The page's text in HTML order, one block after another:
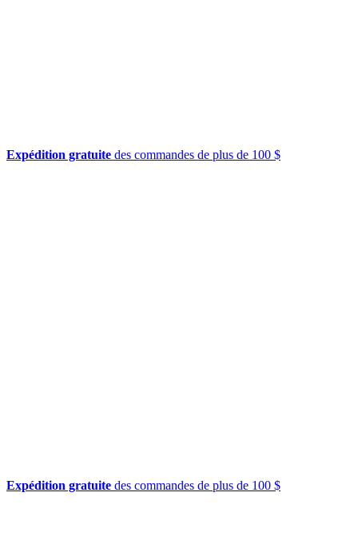
Expédition gratuite des commandes de plus de 100 $
Expédition gratuite des commandes de plus de 100 $